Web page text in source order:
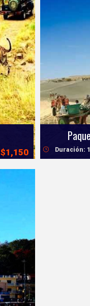
$1,150 Duración: